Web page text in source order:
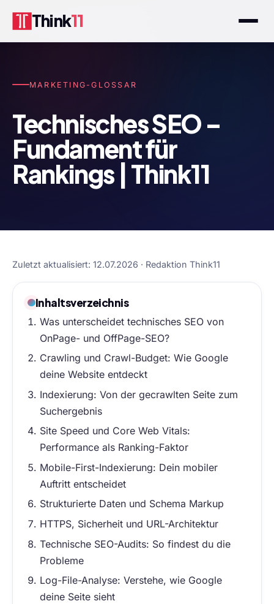
Think11
MARKETING-GLOSSAR
Technisches SEO –
Fundament für
Rankings | Think11
Zuletzt aktualisiert: 12.07.2026 · Redaktion Think11
Inhaltsverzeichnis
Was unterscheidet technisches SEO von
OnPage- und OffPage-SEO?
Crawling und Crawl-Budget: Wie Google
deine Website entdeckt
Indexierung: Von der gecrawlten Seite zum
Suchergebnis
Site Speed und Core Web Vitals:
Performance als Ranking-Faktor
Mobile-First-Indexierung: Dein mobiler
Auftritt entscheidet
Strukturierte Daten und Schema Markup
HTTPS, Sicherheit und URL-Architektur
Technische SEO-Audits: So findest du die
Probleme
Log-File-Analyse: Verstehe, wie Google
deine Seite sieht